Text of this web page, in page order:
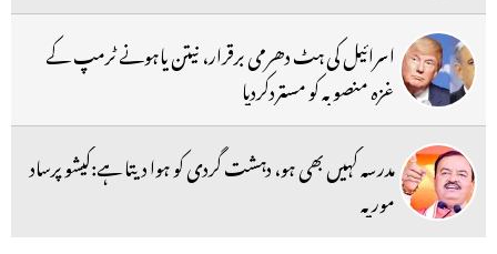
اسرائیل کی ہٹ دھرمی برقرار، نیتن یاہونے ٹرمپ کے
غزہ منصوبہ کو مستردکردیا
مدرسہ کہیں بھی ہو، دہشت گردی کو ہوا دیتا ہے:کیشو پرساد
موریہ